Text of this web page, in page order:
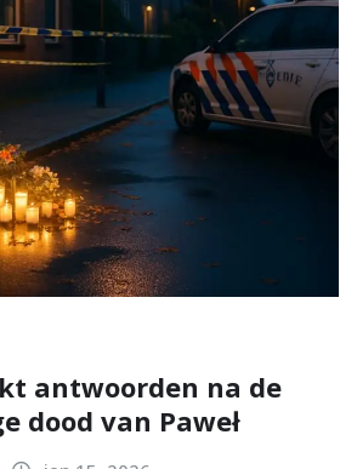
antwoorden na de
dood van Paweł